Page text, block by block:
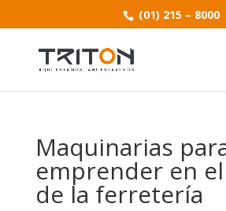
(01) 215 – 8000
Maquinarias
emprender en
de la ferretería